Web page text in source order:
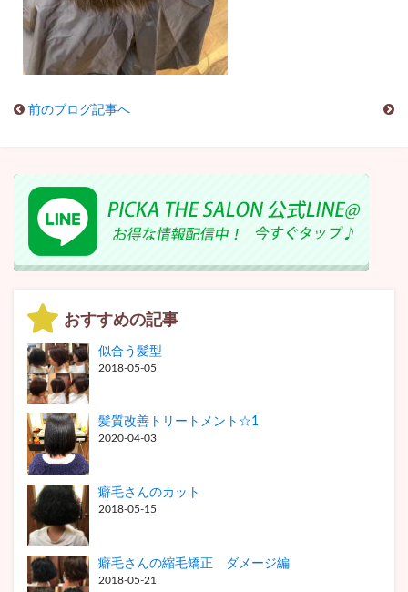
前のブログ記事へ
おすすめの記事
似合う髪型
2018-05-05
髪質改善トリートメント☆1
2020-04-03
癖毛さんのカット
2018-05-15
癖毛さんの縮毛矯正 ダメージ編
2018-05-21